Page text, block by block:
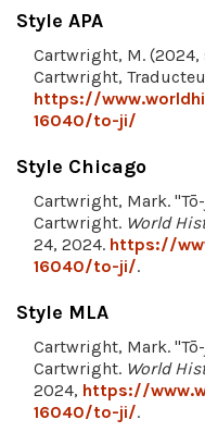
Style APA
Cartwright, M. (2024,
Cartwright,
https://
16040/to-ji/
Style Chicago
Cartwright, Mark.
Cartwright. World
24, 2024. https://
16040/to-ji/.
Style MLA
Cartwright, Mark.
Cartwright. World
2024, https://
16040/to-ji/.